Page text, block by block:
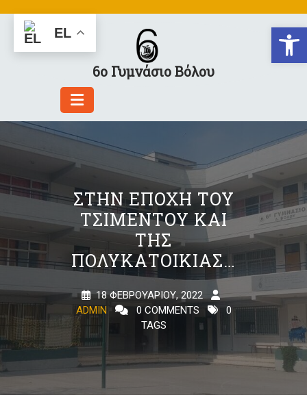
content
6ο Γυμνάσιο Βόλου
ΣΤΗΝ ΕΠΟΧΉ ΤΟΥ
ΤΣΙΜΈΝΤΟΥ ΚΑΙ
ΤΗΣ
ΠΟΛΥΚΑΤΟΙΚΊΑΣ…
18 ΦΕΒΡΟΥΑΡΊΟΥ, 2022
ADMIN
0 COMMENTS
0
TAGS
EL